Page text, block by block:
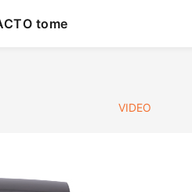
O tome
VIDEO